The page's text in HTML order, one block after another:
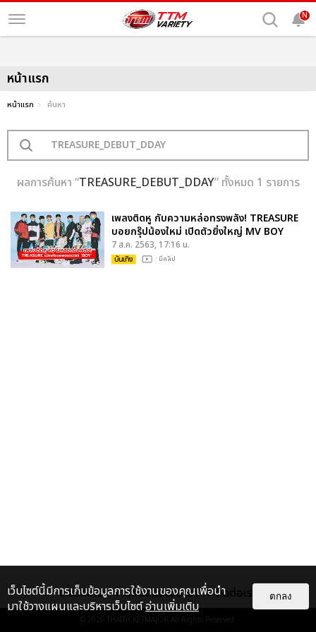
N
หน้าแรก
หน้าแรก ค้นหา
ผลการค้นหา “TREASURE_DEBUT_DDAY” ทั้งหมด 1 รายการ
เพลงติดหู กับความหล่อทรงพลัง! TREASURE
บอยกรุ๊ปน้องใหม่ เปิดตัวยิ่งใหญ่ MV BOY
7 ส.ค. 2563, 17:16 น.
บันเทิง : มีคลิป
เกี่ยวกับเรา ติดต่อลงโฆษณา ติดต่อเรา
© 2026 THAITICKETMAJOR All Rights Reserved.
เว็บไซต์นี้มีการเก็บข้อมูลการใช้งานของคุณเพื่อนำ
มาใช้วางแผนและบริหารเว็บไซต์อ่านเพิ่มเติม
ตกลง